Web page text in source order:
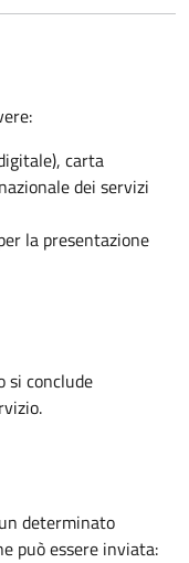
carta
dei servizi
la presentazione
si conclude
determinato
può essere inviata: